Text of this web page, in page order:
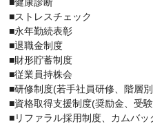
■ストレスチェック
■永年勤続表彰
■退職金制度
■財形貯蓄制度
■従業員持株会
■研修制度(若手社員研修、階層
■資格取得支援制度(奨励金、受
■リファラル採用制度、カムバッ